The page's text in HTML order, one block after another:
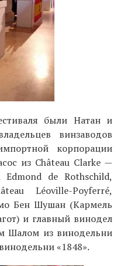
были Натан и
винзаводов
корпорации
из Château Clarke —
Edmond de Rothschild,
Léoville-Poyferré,
Бен Шушан (Кармель
и главный винодел
Шалом из винодельни
«1848».